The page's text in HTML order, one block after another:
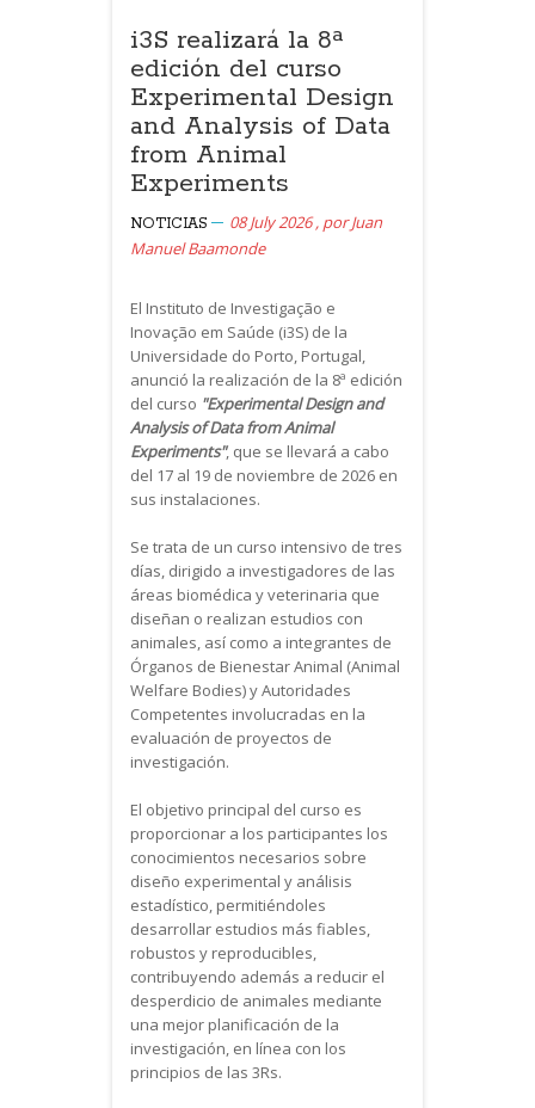
i3S realizará la 8ª
edición del curso
Experimental Design
and Analysis of Data
from Animal
Experiments
NOTICIAS 08 July 2026 , porJuan
Manuel Baamonde
El Instituto de Investigação e
Inovação em Saúde (i3S) de la
Universidade do Porto, Portugal,
anunció la realización de la 8ª edición
del curso "Experimental Design and
Analysis of Data from Animal
Experiments", que se llevará a cabo
del 17 al 19 de noviembre de 2026 en
sus instalaciones.
Se trata de un curso intensivo de tres
días, dirigido a investigadores de las
áreas biomédica y veterinaria que
diseñan o realizan estudios con
animales, así como a integrantes de
Órganos de Bienestar Animal (Animal
Welfare Bodies) y Autoridades
Competentes involucradas en la
evaluación de proyectos de
investigación.
El objetivo principal del curso es
proporcionar a los participantes los
conocimientos necesarios sobre
diseño experimental y análisis
estadístico, permitiéndoles
desarrollar estudios más fiables,
robustos y reproducibles,
contribuyendo además a reducir el
desperdicio de animales mediante
una mejor planificación de la
investigación, en línea con los
principios de las 3Rs.